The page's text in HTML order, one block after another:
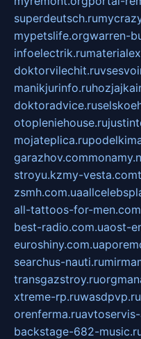
superdeutsch.ru
mypetslife.orgwarren-
infoelectrik.ru
doktorvilechit.ru
manikjurinfo.ru
doktoradvice.ru
otopleniehouse.ru
mojateplica.ru
garazhov.com
stroyu.kzmy-vesta.com
zsmh.com.ua
all-tattoos-for-men.com
best-radio.com.uaost-
euroshiny.com.ua
searchus-nauti.ru
transgazstroy.ru
xtreme-rp.ruwasdpvp.ru
orenferma.ru
backstage-682-